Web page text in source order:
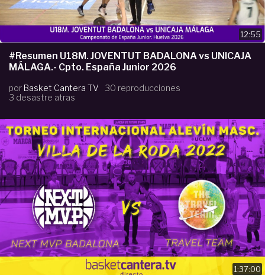
12:55
#Resumen U18M. JOVENTUT BADALONA vs UNICAJA
MÁLAGA.- Cpto. España Junior 2026
por Basket Cantera TV
30 reproducciones
3 desastre atras
1:37:00